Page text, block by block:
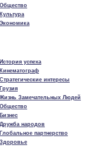
Общество
Культура
Экономика
История успеха
Кинематограф
Стратегические интересы
Грузия
Жизнь Замечательных Людей
Общество
Бизнес
Дружба народов
Глобальное партнерство
Здоровье